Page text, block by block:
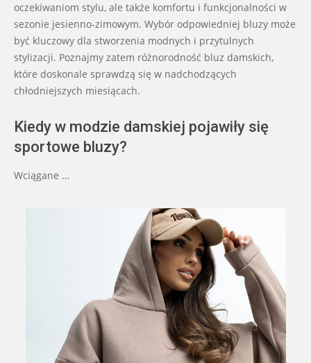
oczekiwaniom stylu, ale także komfortu i funkcjonalności w
sezonie jesienno-zimowym. Wybór odpowiedniej bluzy może
być kluczowy dla stworzenia modnych i przytulnych
stylizacji. Poznajmy zatem różnorodność bluz damskich,
które doskonale sprawdzą się w nadchodzących
chłodniejszych miesiącach.
Kiedy w modzie damskiej pojawiły się
sportowe bluzy?
Wciągane …